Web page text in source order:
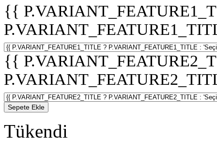
{{
{{
Sepete Ekle
Tükendi